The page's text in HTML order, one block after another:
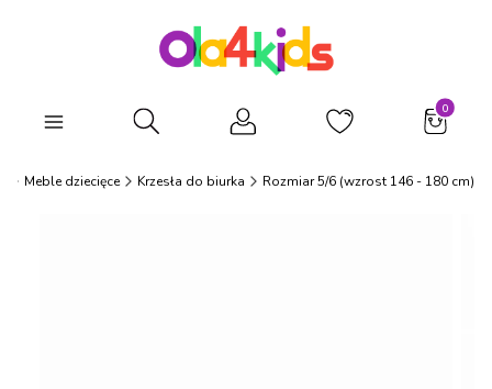
Otwórz wyszukiwarkę
Meble dziecięce Krzesła do biurka Rozmiar 5/6 (wzrost 146 - 180 cm)